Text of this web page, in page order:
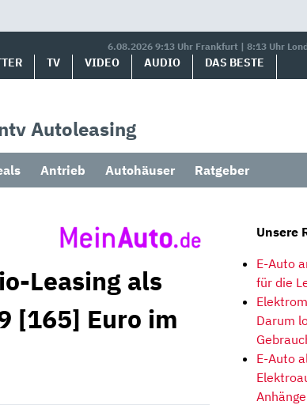
6.08.2026 9:13 Uhr Frankfurt | 8:13 Uhr
TV VIDEO AUDIO DAS BESTE
Autoleasing
Antrieb Autohäuser Ratgeber
Leasing als
[165] Euro im
Unsere
E-Auto
für die
Darum
E-Auto